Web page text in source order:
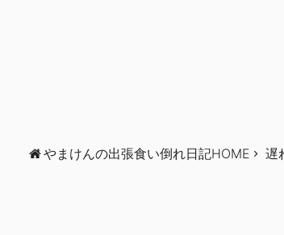
やまけんの出張食い倒れ日記HOME 遅